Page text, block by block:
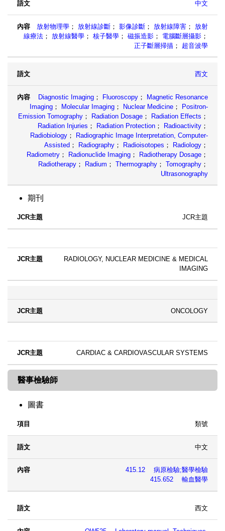
中文
放射物理學； 放射線診斷； 影像診斷； 放射線障害； 放射
線療法； 放射線醫學； 核子醫學； 磁振造影； 電腦斷層攝影；
正子斷層掃描； 超音波學
西文
Diagnostic Imaging； Fluoroscopy； Magnetic Resonance
Imaging； Molecular Imaging； Nuclear Medicine； Positron-
Emission Tomography； Radiation Dosage； Radiation Effects ；
Radiation Injuries ； Radiation Protection； Radioactivity；
Radiobiology； Radiographic Image Interpretation, Computer-
Assisted； Radiography； Radioisotopes ； Radiology；
Radiometry； Radionuclide Imaging； Radiotherapy Dosage；
Radiotherapy； Radium ； Thermography； Tomography；
Ultrasonography
期刊
JCR主題
RADIOLOGY, NUCLEAR MEDICINE & MEDICAL
IMAGING
ONCOLOGY
CARDIAC & CARDIOVASCULAR SYSTEMS
醫事檢驗師
圖書
項目 類號
中文
415.12 病原檢驗;醫學檢驗
415.652 輸血醫學
西文